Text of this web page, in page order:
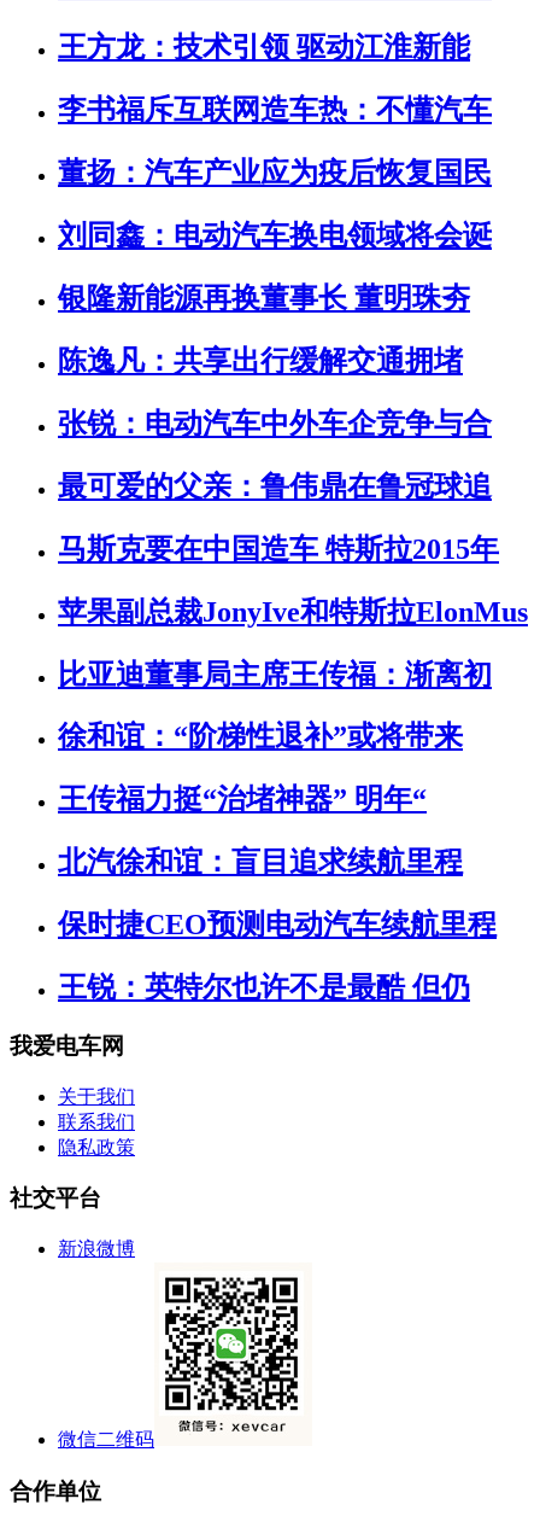
王方龙：技术引领 驱动江淮新能
李书福斥互联网造车热：不懂汽车
董扬：汽车产业应为疫后恢复国民
刘同鑫：电动汽车换电领域将会诞
银隆新能源再换董事长 董明珠夯
陈逸凡：共享出行缓解交通拥堵
张锐：电动汽车中外车企竞争与合
最可爱的父亲：鲁伟鼎在鲁冠球追
马斯克要在中国造车 特斯拉2015年
苹果副总裁JonyIve和特斯拉ElonMus
比亚迪董事局主席王传福：渐离初
徐和谊：“阶梯性退补”或将带来
王传福力挺“治堵神器” 明年“
北汽徐和谊：盲目追求续航里程
保时捷CEO预测电动汽车续航里程
王锐：英特尔也许不是最酷 但仍
我爱电车网
关于我们
联系我们
隐私政策
社交平台
新浪微博
微信二维码
合作单位